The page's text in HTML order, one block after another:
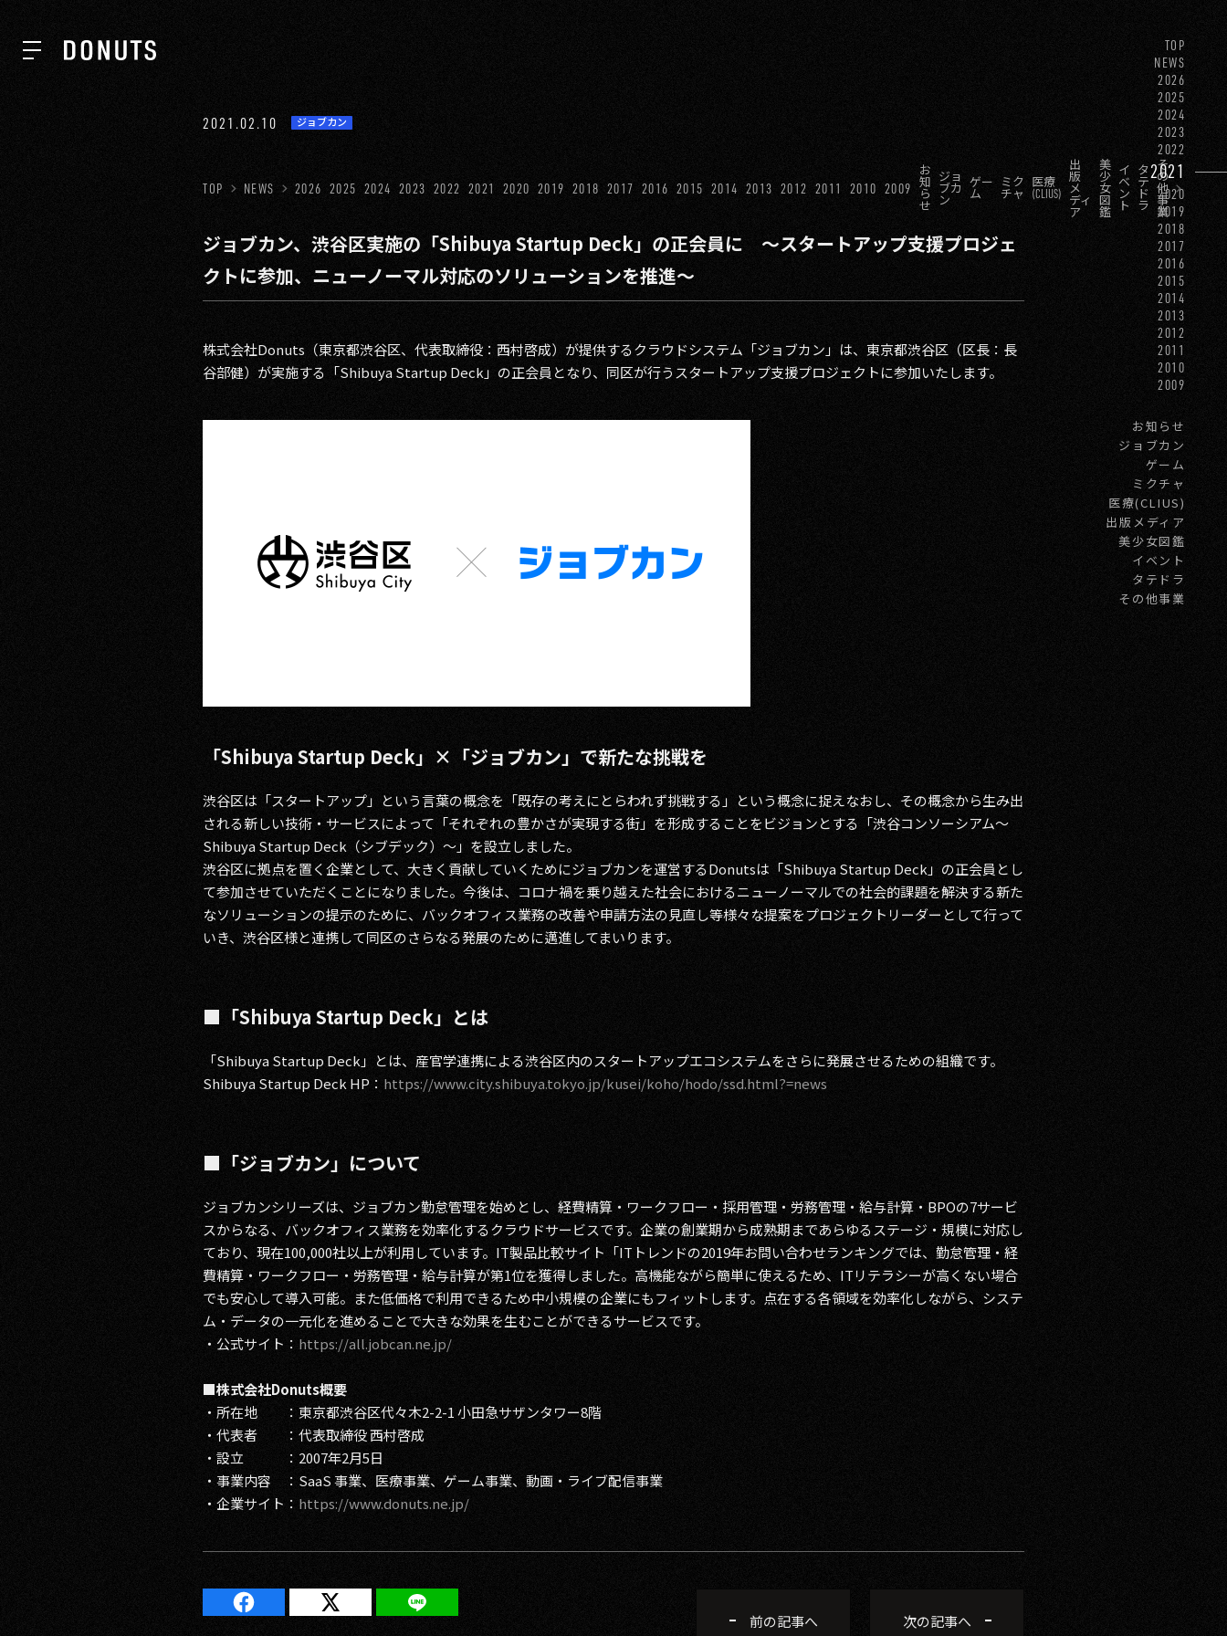
ABOUT
SERVICES
GROUP
TOP
NEWS
2026
2025
2024
2023
2022
2021
2020
2019
2018
2017
2016
2015
2014
2013
2012
2011
2010
2009
お知らせ
ジョブカン
ゲーム
ミクチャ
医療(CLIUS)
出版メディア
美少女図鑑
イベント
タテドラ
その他事業
2021.02.10 ジョブカン
TOP NEWS 2026 2025 2024 2023 2022 2021 2020 2019 2018 2017 2016 2015 2014 2013 2012 2011 2010 2009
お
知
ら
せ
ジョ
ブカ
ン
ゲー
ム
ミク
チャ
医療
(CLIUS)
出
版
メ
ディ
ア
美
少
女
図
鑑
イ
ベ
ン
ト
タ
テ
ド
ラ
そ
の
他
事
業
ジョブカン、渋谷区実施の「Shibuya Startup Deck」の正会員に ～スタートアップ支援プロジェ
クトに参加、ニューノーマル対応のソリューションを推進～
株式会社Donuts（東京都渋谷区、代表取締役：西村啓成）が提供するクラウドシステム「ジョブカン」は、東京都渋谷区（区長：長
谷部健）が実施する「Shibuya Startup Deck」の正会員となり、同区が行うスタートアップ支援プロジェクトに参加いたします。
「Shibuya Startup Deck」×「ジョブカン」で新たな挑戦を
渋谷区は「スタートアップ」という言葉の概念を「既存の考えにとらわれず挑戦する」という概念に捉えなおし、その概念から生み出
される新しい技術・サービスによって「それぞれの豊かさが実現する街」を形成することをビジョンとする「渋谷コンソーシアム〜
Shibuya Startup Deck（シブデック）〜」を設立しました。
渋谷区に拠点を置く企業として、大きく貢献していくためにジョブカンを運営するDonutsは「Shibuya Startup Deck」の正会員とし
て参加させていただくことになりました。今後は、コロナ禍を乗り越えた社会におけるニューノーマルでの社会的課題を解決する新た
なソリューションの提示のために、バックオフィス業務の改善や申請方法の見直し等様々な提案をプロジェクトリーダーとして行って
いき、渋谷区様と連携して同区のさらなる発展のために邁進してまいります。
■「Shibuya Startup Deck」とは
「Shibuya Startup Deck」とは、産官学連携による渋谷区内のスタートアップエコシステムをさらに発展させるための組織です。
Shibuya Startup Deck HP： https://www.city.shibuya.tokyo.jp/kusei/koho/hodo/ssd.html?=news
■「ジョブカン」について
ジョブカンシリーズは、ジョブカン勤怠管理を始めとし、経費精算・ワークフロー・採用管理・労務管理・給与計算・BPOの7サービ
スからなる、バックオフィス業務を効率化するクラウドサービスです。企業の創業期から成熟期まであらゆるステージ・規模に対応し
ており、現在100,000社以上が利用しています。IT製品比較サイト「ITトレンドの2019年お問い合わせランキングでは、勤怠管理・経
費精算・ワークフロー・労務管理・給与計算が第1位を獲得しました。高機能ながら簡単に使えるため、ITリテラシーが高くない場合
でも安心して導入可能。また低価格で利用できるため中小規模の企業にもフィットします。点在する各領域を効率化しながら、システ
ム・データの一元化を進めることで大きな効果を生むことができるサービスです。
・公式サイト： https://all.jobcan.ne.jp/
■株式会社Donuts概要
・所在地 ：東京都渋谷区代々木2-2-1 小田急サザンタワー8階
・代表者 ：代表取締役 西村啓成
・設立 ：2007年2月5日
・事業内容 ：SaaS 事業、医療事業、ゲーム事業、動画・ライブ配信事業
・企業サイト： https://www.donuts.ne.jp/
前の記事へ 次の記事へ